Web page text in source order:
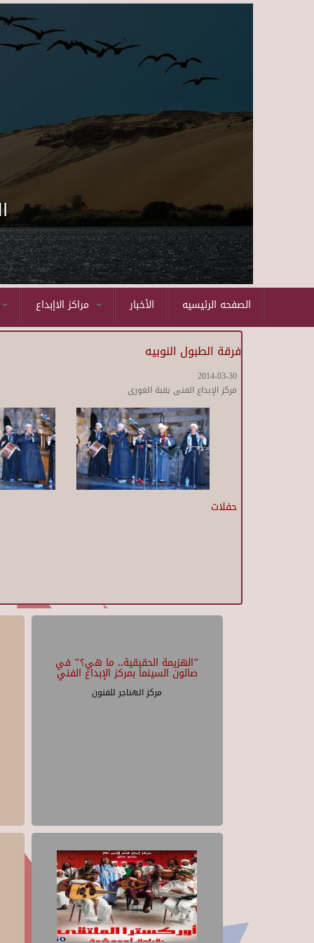
الأخبار الصفحه الرئيسيه
فرقة الطبول النوبيه
2014-03-30
مركز الإبداع الفنى بقبة الغورى
حفلات
"الهزيمة الحقيقية.. ما هي؟" في
صالون السينما بمركز الإبداع الفني
مركز الهناجر للفنون